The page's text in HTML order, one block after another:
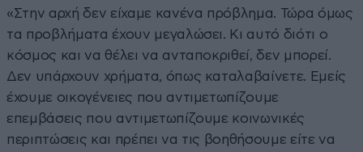
«Στην αρχή δεν είχαμε κανένα πρόβλημα. Τώρα όμως
τα προβλήματα έχουν μεγαλώσει. Κι αυτό διότι ο
κόσμος και να θέλει να ανταποκριθεί, δεν μπορεί.
Δεν υπάρχουν χρήματα, όπως καταλαβαίνετε. Εμείς
έχουμε οικογένειες που αντιμετωπίζουμε
επεμβάσεις που αντιμετωπίζουμε κοινωνικές
περιπτώσεις και πρέπει να τις βοηθήσουμε είτε να